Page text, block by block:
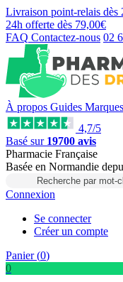
Livraison point-relais dès
24h offerte dès 79,00€
FAQ Contactez-nous 02
À propos Guides Marques
4,7/5
Basé sur 19700 avis
Pharmacie Française
Basée en Normandie
Recherche par
Connexion
Se connecter
Créer un compte
Panier (0)
0